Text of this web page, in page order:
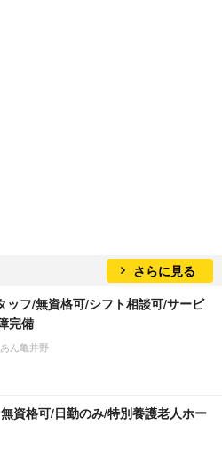
さらに見る
ッフ/無資格可/シフト相談可/サービ
完備
ん亀井野
資格可/日勤のみ/特別養護老人ホー